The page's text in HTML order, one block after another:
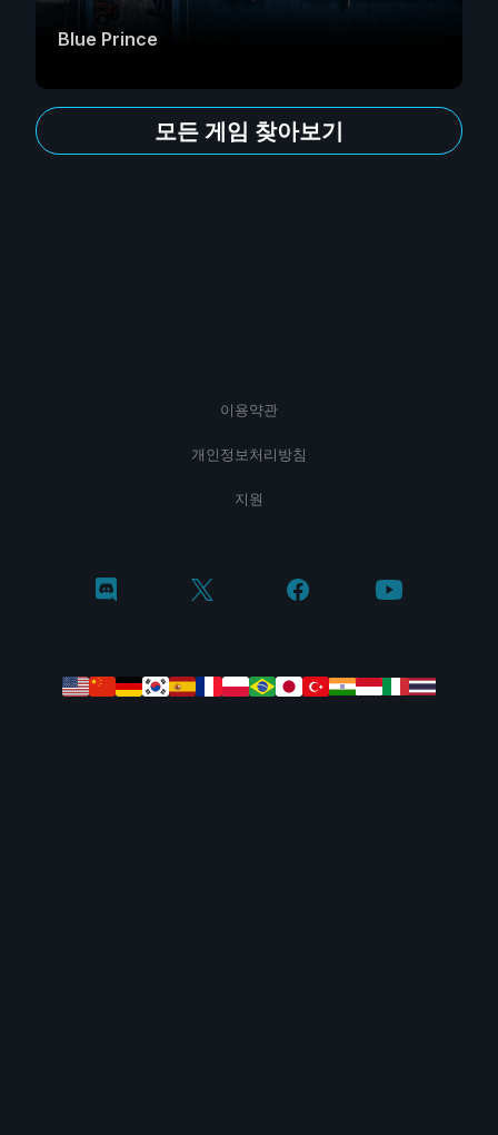
Blue Prince
모든 게임 찾아보기
이용약관
개인정보처리방침
지원